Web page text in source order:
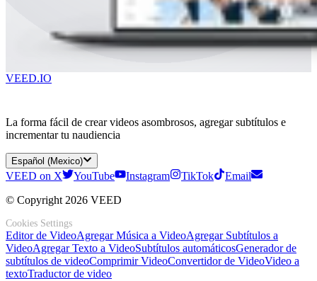
VEED.IO
La forma fácil de crear videos asombrosos, agregar subtítulos e
incrementar tu naudiencia
Español (Mexico)
VEED on X YouTube Instagram TikTok
Email
© Copyright 2026 VEED
Cookies Settings
Editor de VideoAgregar Música a VideoAgregar Subtítulos a
VideoAgregar Texto a VideoSubtítulos automáticosGenerador de
subtítulos de videoComprimir VideoConvertidor de VideoVideo a
textoTraductor de video